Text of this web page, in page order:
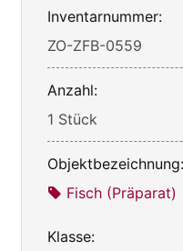
Inventarnummer:
ZO-ZFB-0559
Anzahl:
1 Stück
Objektbezeichnung:
Fisch (Präparat)
Klasse: